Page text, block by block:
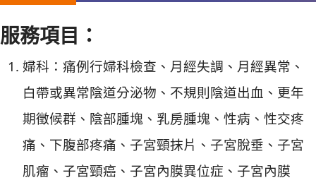
服務項目：
婦科：痛例行婦科檢查、月經失調、月經異常、
白帶或異常陰道分泌物、不規則陰道出血、更年
期徵候群、陰部腫塊、乳房腫塊、性病、性交疼
痛、下腹部疼痛、子宮頸抹片、子宮脫垂、子宮
肌瘤、子宮頸癌、子宮內膜異位症、子宮內膜